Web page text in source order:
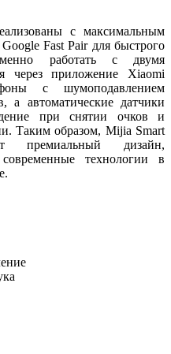
с максимальным
Fast Pair для быстрого
работать с двумя
через приложение Xiaomi
с шумоподавлением
а автоматические датчики
при снятии очков и
Таким образом, Mijia Smart
премиальный дизайн,
технологии в